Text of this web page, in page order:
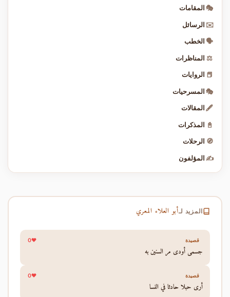
🎭 المقامات
✉️ الرسائل
🗣️ الخطب
⚖️ المناظرات
📕 الروايات
🎭 المسرحيات
🖋️ المقالات
📓 المذكرات
🧭 الرحلات
✍️ المؤلفون
المزيد لـأبو العلاء المعري
قصيدة 0
جسمي أودى مر السنين به
قصيدة 0
أرى حبلا حادثا في النسا